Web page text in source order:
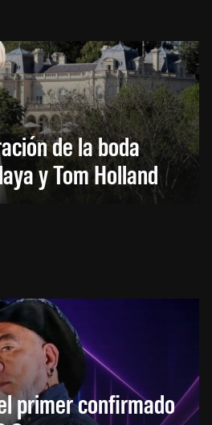
de la boda
y Tom Holland
primer confirmado